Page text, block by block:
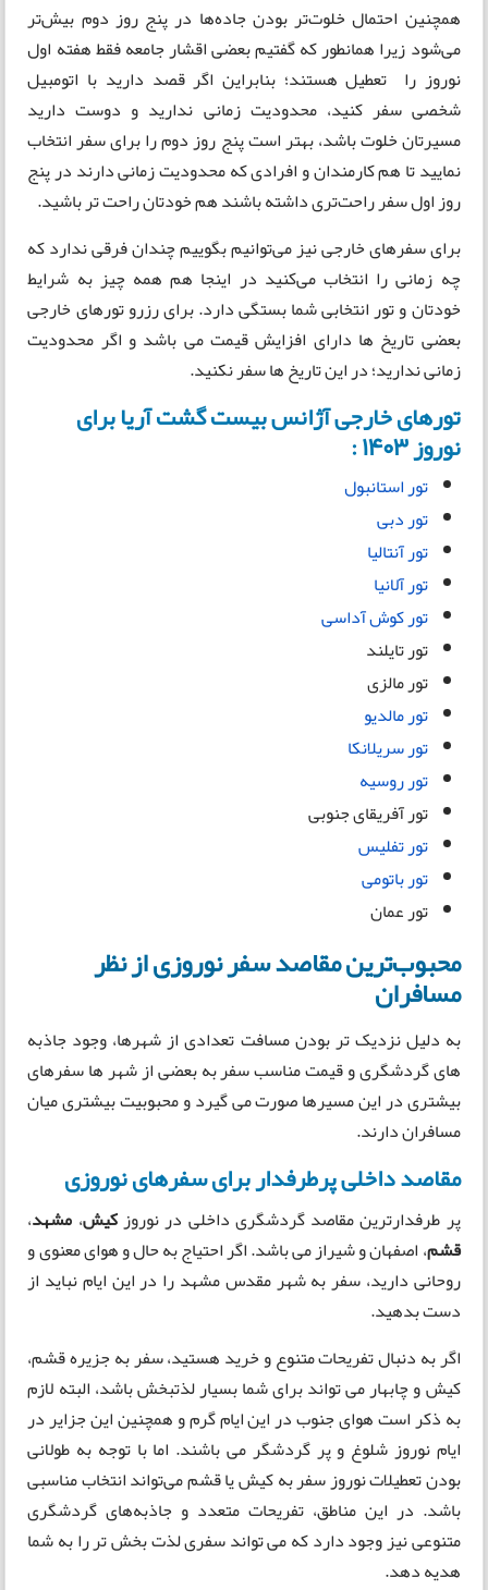
همچنین احتمال خلوت‌تر بودن جاده‌ها در پنج روز دوم بیش‌تر
می‌شود زیرا همانطور که گفتیم بعضی اقشار جامعه فقط هفته اول
نوروز را تعطیل هستند؛ بنابراین اگر قصد دارید با اتومبیل
شخصی سفر کنید، محدودیت زمانی ندارید و دوست دارید
مسیرتان خلوت باشد، بهتر است پنج روز دوم را برای سفر انتخاب
نمایید تا هم کارمندان و افرادی که محدودیت زمانی دارند در پنج
روز اول سفر راحت‌تری داشته باشند هم خودتان راحت تر باشید.
برای سفرهای خارجی نیز می‌توانیم بگوییم چندان فرقی ندارد که
چه زمانی را انتخاب می‌کنید در اینجا هم همه چیز به شرایط
خودتان و تور انتخابی شما بستگی دارد. برای رزرو تورهای خارجی
بعضی تاریخ ها دارای افزایش قیمت می باشد و اگر محدودیت
زمانی ندارید؛ در این تاریخ ها سفر نکنید.
تورهای خارجی آژانس بیست گشت آریا برای
نوروز 1403 :
تور استانبول
تور دبی
تور آنتالیا
تور آلانیا
تور کوش آداسی
تور تایلند
تور مالزی
تور مالدیو
تور سریلانکا
تور روسیه
تور آفریقای جنوبی
تور تفلیس
تور باتومی
تور عمان
محبوب‌ترین مقاصد سفر نوروزی از نظر
مسافران
به دلیل نزدیک تر بودن مسافت تعدادی از شهرها، وجود جاذبه
های گردشگری و قیمت مناسب سفر به بعضی از شهر ها سفرهای
بیشتری در این مسیرها صورت می گیرد و محبوبیت بیشتری میان
مسافران دارند.
مقاصد داخلی پرطرفدار برای سفرهای نوروزی
پر طرفدارترین مقاصد گردشگری داخلی در نوروزکیش، مشهد،
قشم، اصفهان و شیراز می باشد. اگر احتیاج به حال و هوای معنوی و
روحانی دارید، سفر به شهر مقدس مشهد را در این ایام نباید از
دست بدهید.
اگر به دنبال تفریحات متنوع و خرید هستید، سفر به جزیره قشم،
کیش و چابهار می تواند برای شما بسیار لذتبخش باشد، البته لازم
به ذکر است هوای جنوب در این ایام گرم و همچنین این جزایر در
ایام نوروز شلوغ و پر گردشگر می باشند. اما با توجه به طولانی
بودن تعطیلات نوروز سفر به کیش یا قشم می‌تواند انتخاب مناسبی
باشد. در این مناطق، تفریحات متعدد و جاذبه‌های گردشگری
متنوعی نیز وجود دارد که می تواند سفری لذت بخش تر را به شما
هدیه دهد.